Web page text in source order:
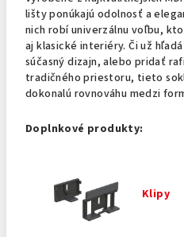
lišty ponúkajú odolnosť a
nich robí univerzálnu voľbu,
aj klasické interiéry. Či už
súčasný dizajn, alebo pridať
tradičného priestoru, tieto
dokonalú rovnováhu medzi
Doplnkové produkty:
Klipy